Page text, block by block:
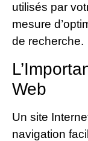
utilisés par
mesure
de recherche.
Web
Un site
navigation